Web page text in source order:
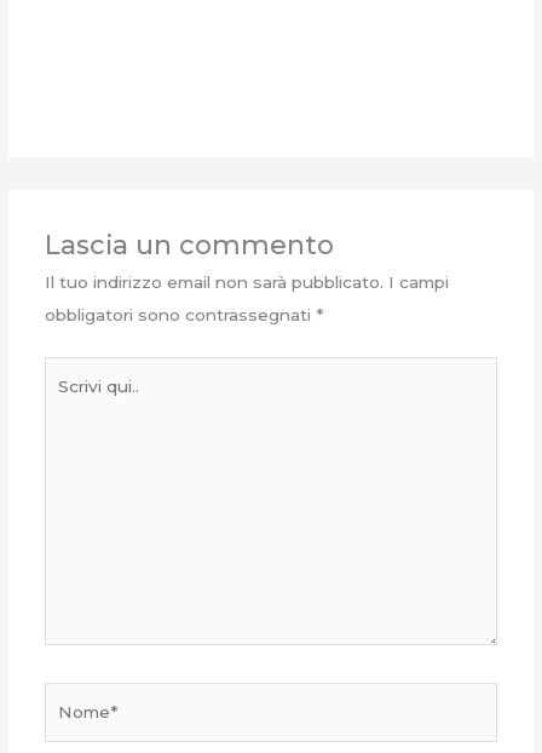
Lascia un commento
Il tuo indirizzo email non sarà pubblicato. I campi
obbligatori sono contrassegnati *